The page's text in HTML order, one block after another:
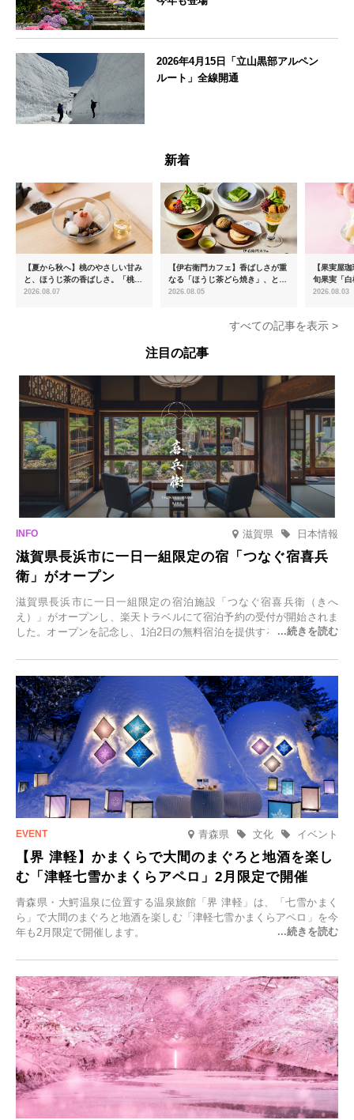
2026年4月15日「立山黒部アルペン
ルート」全線開通
新着
【夏から秋へ】桃のやさしい甘み
と、ほうじ茶の香ばしさ。「桃と
ほうじ茶のあんみつ」を8月中旬
2026.08.07
【伊右衛門カフェ】香ばしさが重
なる「ほうじ茶どら焼き」、とろ
ける「宇治抹茶ティラミス」が新
2026.08.05
【果実屋
旬果実「
限定販売
2026.08.03
すべての記事を表示 >
注目の記事
滋賀県 日本情報
滋賀県長浜市に一日一組限定の宿「つなぐ宿喜兵
衛」がオープン
滋賀県長浜市に一日一組限定の宿泊施設「つなぐ宿喜兵衛（きへ
え）」がオープンし、楽天トラベルにて宿泊予約の受付が開始されま
した。オープンを記念し、1泊2日の無料宿泊を提供するキャンペーン
一組限定の宿だからこそ叶う、大切な人との特別な時間を体験いただ
けます。
青森県 イベント
文化
【界 津軽】かまくらで大間のまぐろと地酒を楽し
む「津軽七雪かまくらアペロ」2月限定で開催
青森県・大鰐温泉に位置する温泉旅館「界 津軽」は、「七雪かまく
ら」で大間のまぐろと地酒を楽しむ「津軽七雪かまくらアペロ」を今
年も2月限定で開催します。